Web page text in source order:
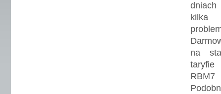
dniach
kilka
na